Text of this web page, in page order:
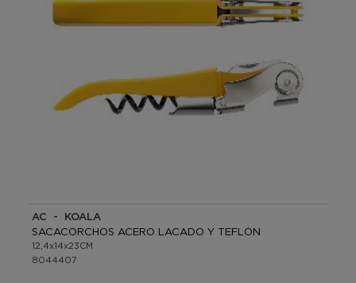
AC - KOALA
SACACORCHOS ACERO LACADO Y TEFLÓN
12,4x14x23CM
8044407